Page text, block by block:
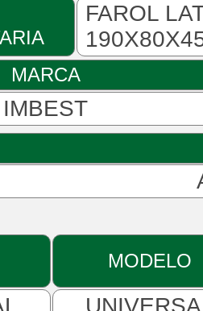
FAROL
MARCA
IMBEST
MODELO